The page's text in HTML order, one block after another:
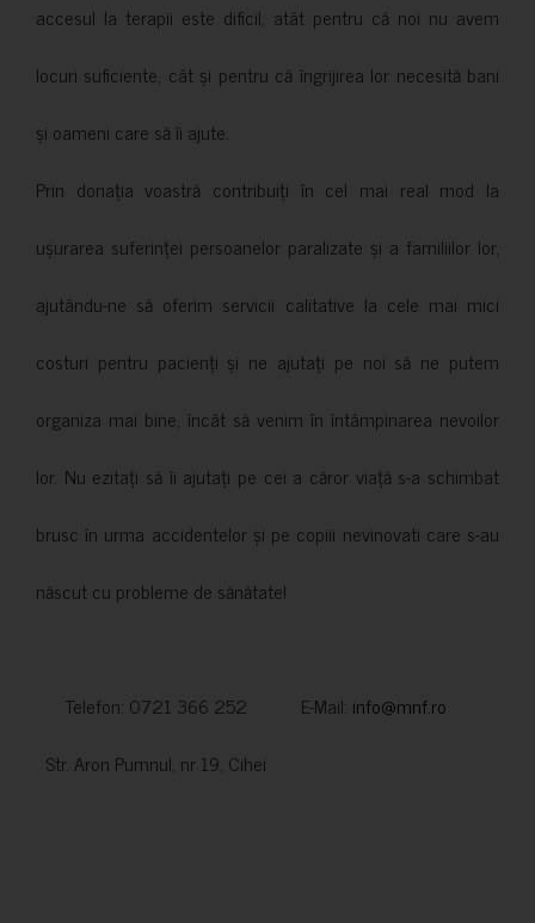
accesul la terapii este dificil, atât pentru că noi nu avem
locuri suficiente, cât și pentru că îngrijirea lor necesită bani
și oameni care să îi ajute.
Prin donația voastră contribuiți în cel mai real mod la
ușurarea suferinței persoanelor paralizate și a familiilor lor,
ajutându-ne să oferim servicii calitative la cele mai mici
costuri pentru pacienți și ne ajutați pe noi să ne putem
organiza mai bine, încât să venim în întâmpinarea nevoilor
lor. Nu ezitați să îi ajutați pe cei a căror viață s-a schimbat
brusc în urma accidentelor și pe copiii nevinovati care s-au
născut cu probleme de sănătate!
Telefon: 0721 366 252 E-Mail: info@mnf.ro
Str. Aron Pumnul, nr 19, Cihei